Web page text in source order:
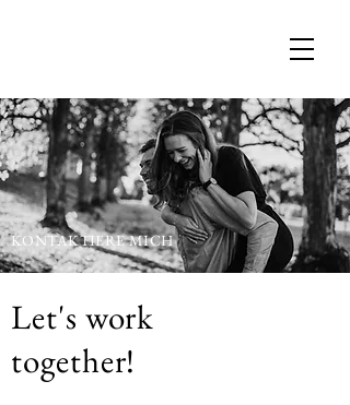
KONTAKTIERE MICH
Let's work
together!